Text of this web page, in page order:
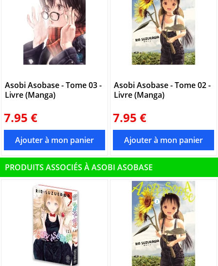
Asobi Asobase - Tome 03 -
Livre (Manga)
7.95 €
Asobi Asobase - Tome 02 -
Livre (Manga)
7.95 €
PRODUITS ASSOCIÉS À ASOBI ASOBASE